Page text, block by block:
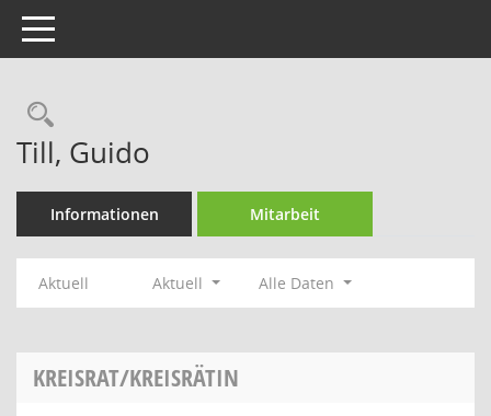
Toggle navigation
Rechercheauswahl
Till, Guido
Informationen Mitarbeit
Aktuell Aktuell Alle Daten
KREISRAT/KREISRÄTIN